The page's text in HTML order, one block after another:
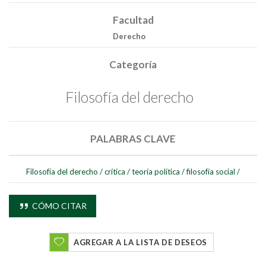
Facultad
Derecho
Categoría
Filosofía del derecho
PALABRAS CLAVE
Filosofía del derecho /crítica /teoría política /filosofía social /
CÓMO CITAR
AGREGAR A LA LISTA DE DESEOS